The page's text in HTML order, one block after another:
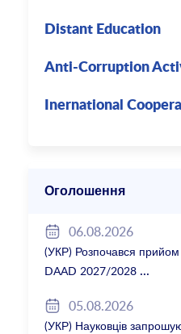
Distant Education
Anti-Corruption
Inernational
Оголошення
06.08.2026
(УКР) Розпочався прийом
DAAD 2027/2028
05.08.2026
(УКР) Науковців